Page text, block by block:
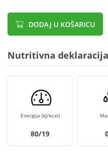
DODAJ U KOŠARICU
Nutritivna deklaracija
Energija (kJ/kcal)
80/19